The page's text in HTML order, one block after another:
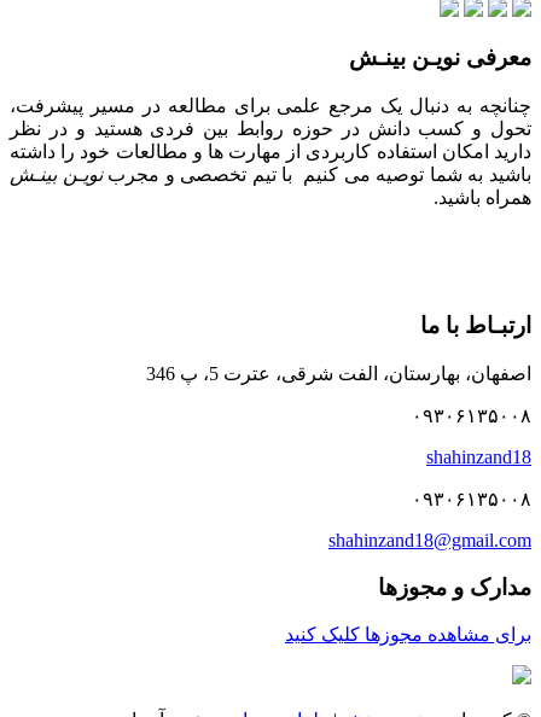
معرفی نویـن بینـش
چنانچه به دنبال یک مرجع علمی برای مطالعه در مسیر پیشرفت،
تحول و کسب دانش در حوزه روابط بین فردی هستید و در نظر
دارید امکان استفاده کاربردی از مهارت ها و مطالعات خود را داشته
باشید به شما توصیه می کنیم با تیم تخصصی و مجربنویـن بینـش
همراه باشید.
ارتبـاط با ما
اصفهان، بهارستان، الفت شرقی، عترت 5، پ 346
۰۹۳۰۶۱۳۵۰۰۸
shahinzand18
۰۹۳۰۶۱۳۵۰۰۸
shahinzand18@gmail.com
مدارک و مجوزها
برای مشاهده مجوزها کلیک کنید